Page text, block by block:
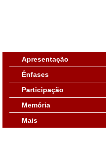
Apresentação
Ênfases
Participação
Memória
Mais